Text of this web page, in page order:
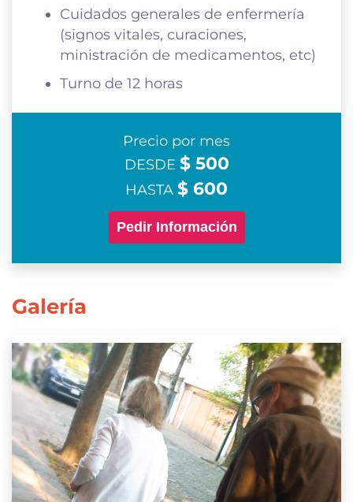
Cuidados generales de enfermería
(signos vitales, curaciones,
ministración de medicamentos, etc)
Turno de 12 horas
Precio por mes
DESDE $ 500
HASTA $ 600
Pedir Información
Galería